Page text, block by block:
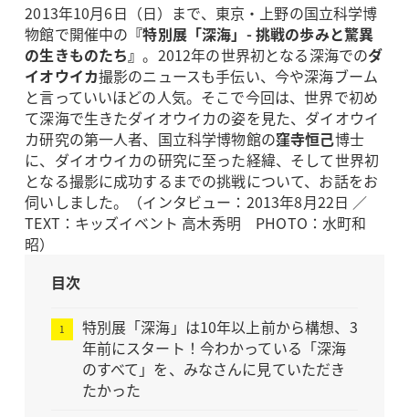
2013年10月6日（日）まで、東京・上野の国立科学博
物館で開催中の 『特別展「深海」- 挑戦の歩みと驚異
の生きものたち』。2012年の世界初となる深海でのダ
イオウイカ撮影のニュースも手伝い、今や深海ブーム
と言っていいほどの人気。そこで今回は、世界で初め
て深海で生きたダイオウイカの姿を見た、ダイオウイ
カ研究の第一人者、国立科学博物館の窪寺恒己博士
に、ダイオウイカの研究に至った経緯、そして世界初
となる撮影に成功するまでの挑戦について、お話をお
伺いしました。（インタビュー：2013年8月22日 ／
TEXT：キッズイベント 高木秀明 PHOTO：水町和
昭）
目次
特別展「深海」は10年以上前から構想、3
年前にスタート！今わかっている「深海
のすべて」を、みなさんに見ていただき
たかった